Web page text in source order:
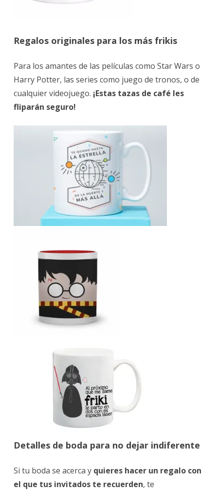
Regalos originales para los más frikis
Para los amantes de las películas como Star Wars o
Harry Potter, las series como juego de tronos, o de
cualquier videojuego. ¡Estas tazas de café les
fliparán seguro!
Detalles de boda para no dejar indiferente
Si tu boda se acerca y quieres hacer un regalo con
el que tus invitados te recuerden, te